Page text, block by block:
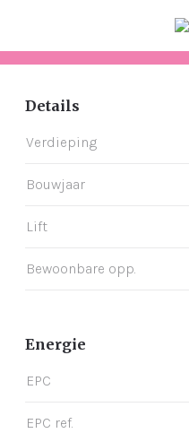
Details
Verdieping
Bouwjaar
Lift
Bewoonbare opp.
Energie
EPC
EPC ref.